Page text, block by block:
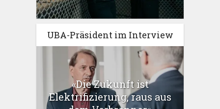
UBA-Präsident im Interview
«Die Zukunft ist
Elektrifizierung, raus aus